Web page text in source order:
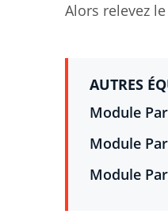
Alors relevez
AUTRES
Module
Module
Module